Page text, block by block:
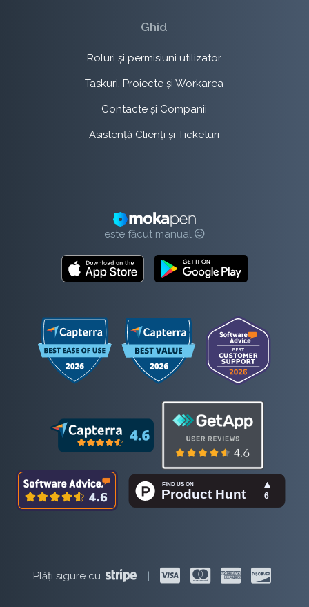
Ghid
Roluri și permisiuni utilizator
Taskuri, Proiecte și Workarea
Contacte și Companii
Asistență Clienți și Ticketuri
este făcut manual
Plăți sigure cu